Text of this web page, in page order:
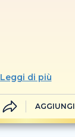
Leggi di più
AGGIUNGI